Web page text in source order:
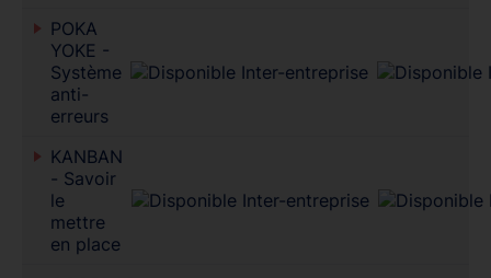
POKA
YOKE -
Système
anti-
erreurs
KANBAN
- Savoir
le
mettre
en place